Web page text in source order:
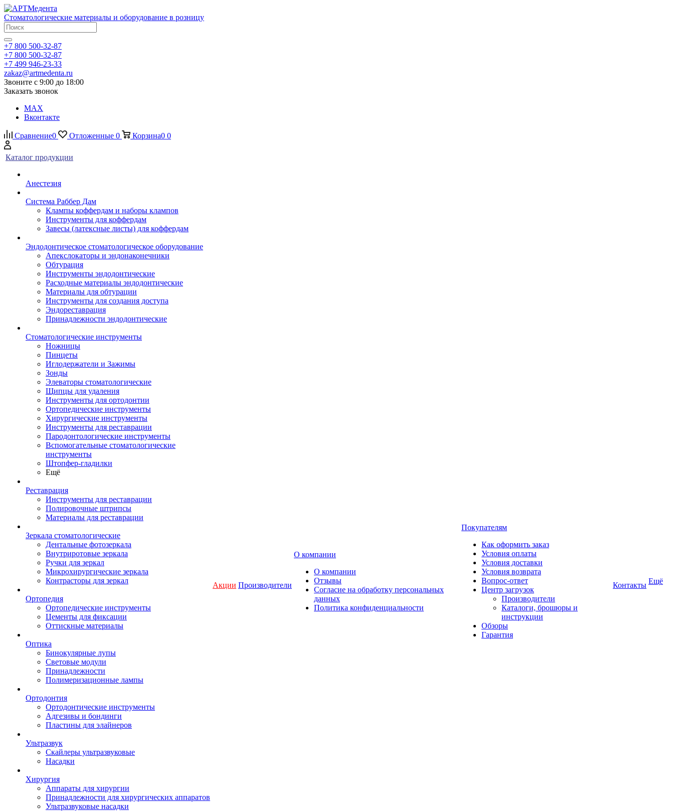
Стоматологические материалы и оборудование в розницу
+7 800 500-32-87
+7 800 500-32-87
+7 499 946-23-33
zakaz@artmedenta.ru
Звоните с 9:00 до 18:00
Заказать звонок
MAX
Вконтакте
Сравнение0 Отложенные 0 Корзина0 0
Каталог продукции
Анестезия
Система Раббер Дам
Клампы коффердам и наборы клампов
Инструменты для коффердам
Завесы (латексные листы) для коффердам
Эндодонтическое стоматологическое оборудование
Апекслокаторы и эндонаконечники
Обтурация
Инструменты эндодонтические
Расходные материалы эндодонтические
Материалы для обтурации
Инструменты для создания доступа
Эндореставрация
Принадлежности эндодонтические
Стоматологические инструменты
Ножницы
Пинцеты
Иглодержатели и Зажимы
Зонды
Элеваторы стоматологические
Щипцы для удаления
Инструменты для ортодонтии
Ортопедические инструменты
Хирургические инструменты
Инструменты для реставрации
Пародонтологические инструменты
Вспомогательные стоматологические
инструменты
Штопфер-гладилки
Ещё
Реставрация
Инструменты для реставрации
Полировочные штрипсы
Материалы для реставрации
Зеркала стоматологические
Дентальные фотозеркала
Внутриротовые зеркала
Ручки для зеркал
Микрохирургические зеркала
Контрасторы для зеркал
Ортопедия
Ортопедические инструменты
Цементы для фиксации
Оттискные материалы
Оптика
Бинокулярные лупы
Световые модули
Принадлежности
Полимеризационные лампы
Ортодонтия
Ортодонтические инструменты
Адгезивы и бондинги
Пластины для элайнеров
Ультразвук
Скайлеры ультразвуковые
Насадки
Хирургия
Аппараты для хирургии
Принадлежности для хирургических аппаратов
Ультразвуковые насадки
Акции Производители
О компании
О компании
Отзывы
Согласие на обработку персональных
данных
Политика конфиденциальности
Покупателям
Как оформить заказ
Условия оплаты
Условия доставки
Условия возврата
Вопрос-ответ
Центр загрузок
Производители
Каталоги, брошюры и
инструкции
Обзоры
Гарантия
Контакты Ещё